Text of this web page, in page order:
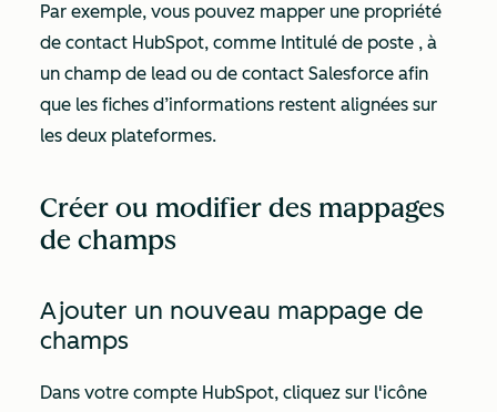
Par exemple, vous pouvez mapper une propriété
de contact HubSpot, comme Intitulé de poste , à
un champ de lead ou de contact Salesforce afin
que les fiches d’informations restent alignées sur
les deux plateformes.
Créer ou modifier des mappages
de champs
Ajouter un nouveau mappage de
champs
Dans votre compte HubSpot, cliquez sur l'icône